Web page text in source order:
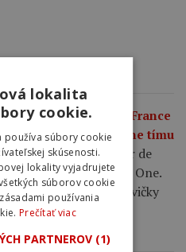
bicykel na Tour de France
edície Factor One tímu
pripravil pre Tour de
edície aero modelu One.
Health zdobia postavičky
Star zobrazené
lokalita
cookie.
používa súbory cookie
skúsenosti.
lokality vyjadrujete
súborov cookie
používania
Prečítať viac
PARTNEROV (1)